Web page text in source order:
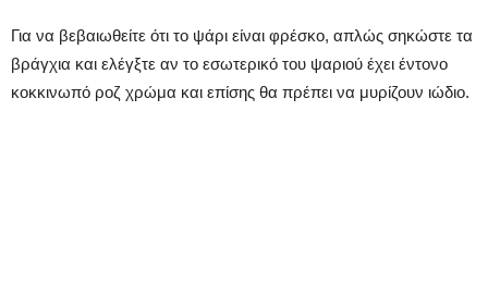
Για να βεβαιωθείτε ότι το ψάρι είναι φρέσκο, απλώς σηκώστε τα
βράγχια και ελέγξτε αν το εσωτερικό του ψαριού έχει έντονο
κοκκινωπό ροζ χρώμα και επίσης θα πρέπει να μυρίζουν ιώδιο.